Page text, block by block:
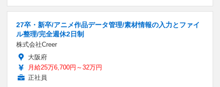
27卒・新卒/アニメ作品データ管理/素材情報の入力とファイ
ル整理/完全週休2日制
株式会社Creer
大阪府
月給25万6,700円～32万円
正社員